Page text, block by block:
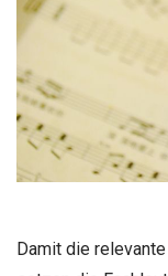
Damit die